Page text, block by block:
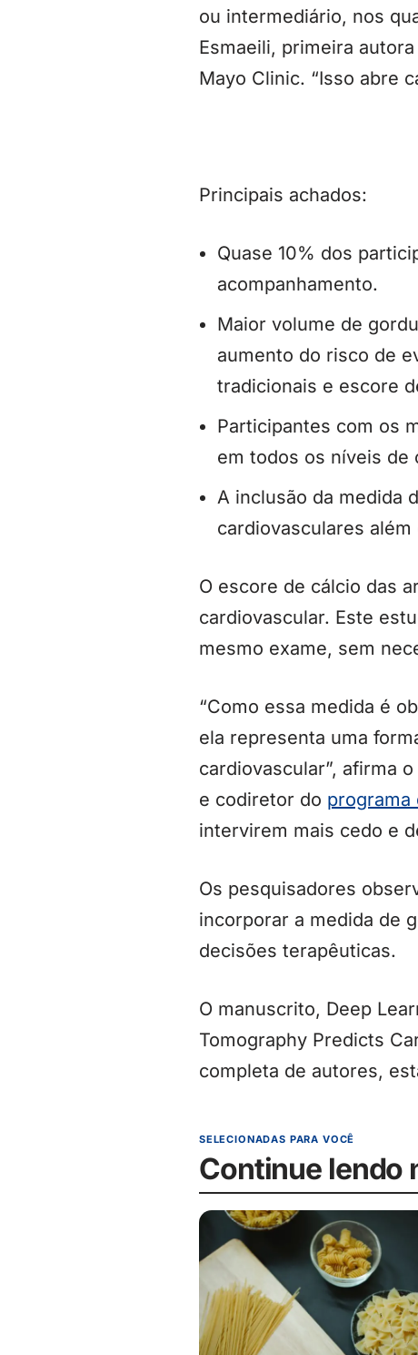
ou intermediário, nos
Esmaeili, primeira
Mayo Clinic. “Isso abre
Principais achados:
Quase 10% dos
acompanhamento.
Maior volume de
aumento do risco de
tradicionais e escore
Participantes com os
em todos os níveis de
A inclusão da medida
cardiovasculares
O escore de cálcio das
cardiovascular. Este
mesmo exame, sem
“Como essa medida é
ela representa uma
cardiovascular”, afirma
e codiretor do programa
intervirem mais cedo e
Os pesquisadores
incorporar a medida de
decisões terapêuticas.
O manuscrito, Deep
Tomography Predicts
completa de autores,
SELECIONADAS PARA VOCÊ
Continue lendo